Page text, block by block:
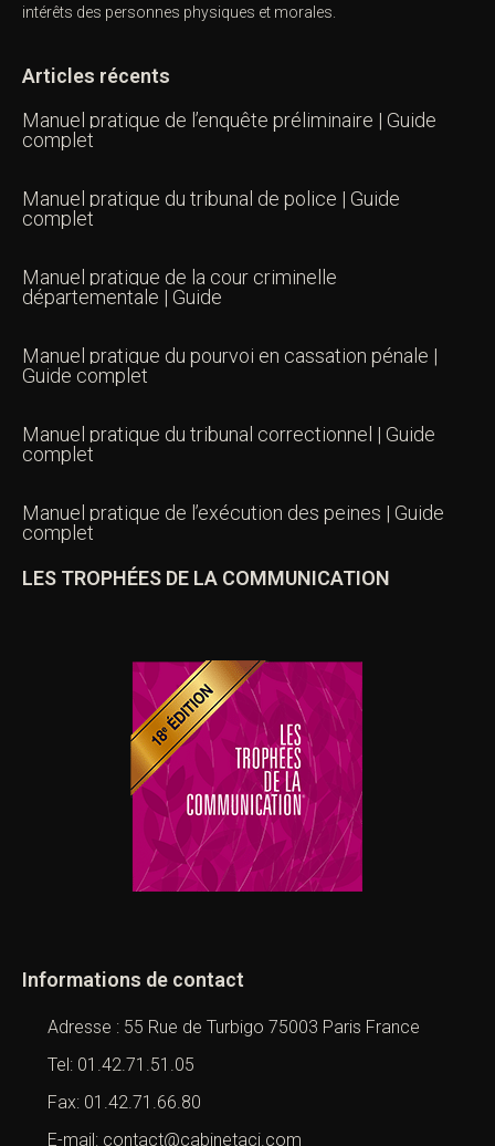
intérêts des personnes physiques et morales.
Articles récents
Manuel pratique de l’enquête préliminaire | Guide
complet
Manuel pratique du tribunal de police | Guide
complet
Manuel pratique de la cour criminelle
départementale | Guide
Manuel pratique du pourvoi en cassation pénale |
Guide complet
Manuel pratique du tribunal correctionnel | Guide
complet
Manuel pratique de l’exécution des peines | Guide
complet
LES TROPHÉES DE LA COMMUNICATION
Informations de contact
Adresse : 55 Rue de Turbigo 75003 Paris France
Tel: 01.42.71.51.05
Fax: 01.42.71.66.80
E-mail: contact@cabinetaci.com